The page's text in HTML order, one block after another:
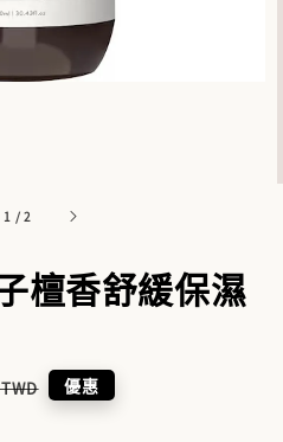
1 /2
檀香舒緩保濕
優惠